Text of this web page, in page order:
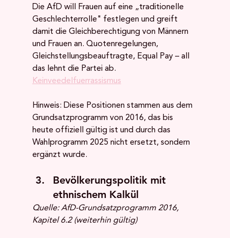
Die AfD will Frauen auf eine „traditionelle
Geschlechterrolle" festlegen und greift
damit die Gleichberechtigung von Männern
und Frauen an. Quotenregelungen,
Gleichstellungsbeauftragte, Equal Pay – all
das lehnt die Partei ab.
Keinveedelfuerrassismus
Hinweis: Diese Positionen stammen aus dem
Grundsatzprogramm von 2016, das bis
heute offiziell gültig ist und durch das
Wahlprogramm 2025 nicht ersetzt, sondern
ergänzt wurde.
Bevölkerungspolitik mit
ethnischem Kalkül
Quelle: AfD-Grundsatzprogramm 2016,
Kapitel 6.2 (weiterhin gültig)